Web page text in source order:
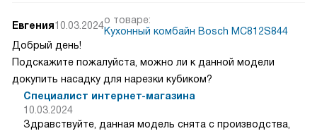
Евгения10.03.2024о товаре:
Кухонный комбайн Bosch MC812S844
Добрый день!
Подскажите пожалуйста, можно ли к данной модели
докупить насадку для нарезки кубиком?
Специалист интернет-магазина
10.03.2024
Здравствуйте, данная модель снята с производства,